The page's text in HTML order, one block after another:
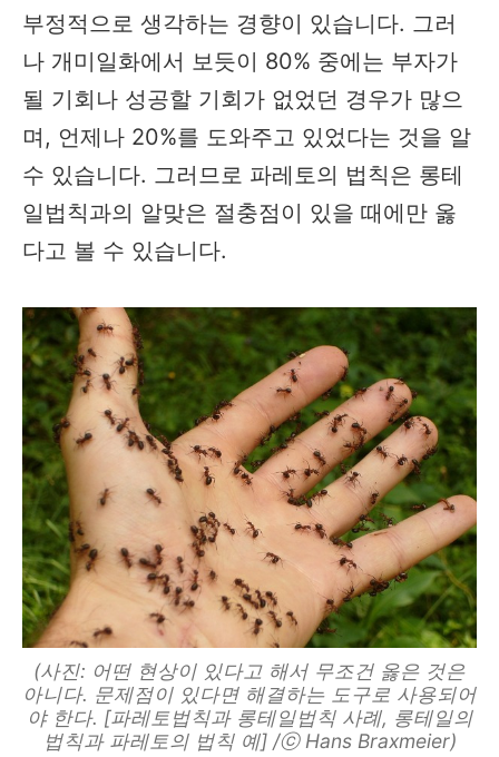
부정적으로 생각하는 경향이 있습니다. 그러
나 개미일화에서 보듯이 80% 중에는 부자가
될 기회나 성공할 기회가 없었던 경우가 많으
며, 언제나 20%를 도와주고 있었다는 것을 알
수 있습니다. 그러므로 파레토의 법칙은 롱테
일법칙과의 알맞은 절충점이 있을 때에만 옳
다고 볼 수 있습니다.
(사진: 어떤 현상이 있다고 해서 무조건 옳은 것은
아니다. 문제점이 있다면 해결하는 도구로 사용되어
야 한다. [파레토법칙과 롱테일법칙 사례, 롱테일의
법칙과 파레토의 법칙 예] /ⓒ Hans Braxmeier)